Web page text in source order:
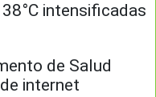
intensificadas
de Salud
internet